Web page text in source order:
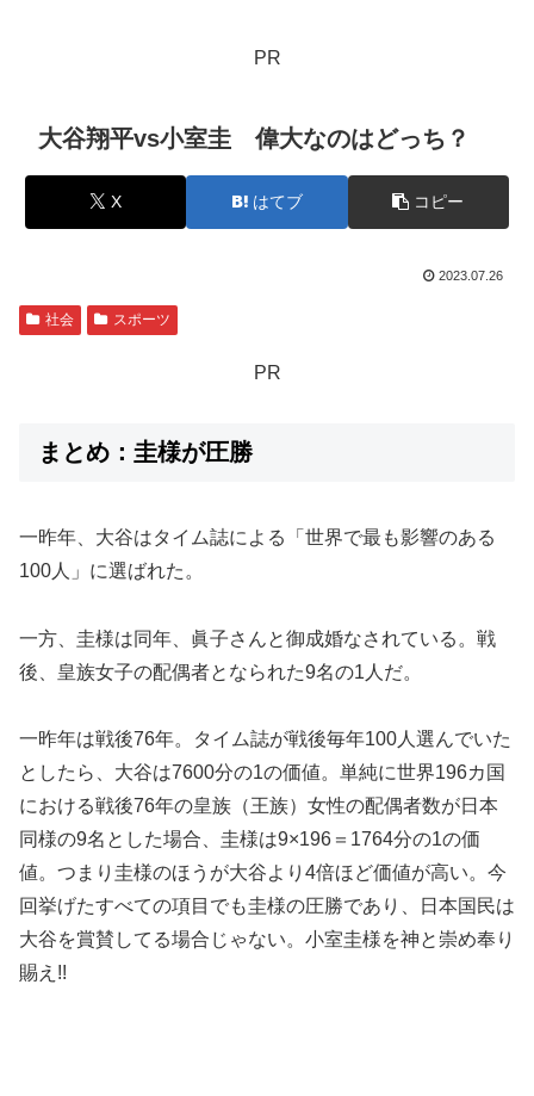
PR
大谷翔平vs小室圭 偉大なのはどっち？
X はてブ コピー
2023.07.26
社会 スポーツ
PR
まとめ：圭様が圧勝
一昨年、大谷はタイム誌による「世界で最も影響のある
100人」に選ばれた。
一方、圭様は同年、眞子さんと御成婚なされている。戦
後、皇族女子の配偶者となられた9名の1人だ。
一昨年は戦後76年。タイム誌が戦後毎年100人選んでいた
としたら、大谷は7600分の1の価値。単純に世界196カ国
における戦後76年の皇族（王族）女性の配偶者数が日本
同様の9名とした場合、圭様は9×196＝1764分の1の価
値。つまり圭様のほうが大谷より4倍ほど価値が高い。今
回挙げたすべての項目でも圭様の圧勝であり、日本国民は
大谷を賞賛してる場合じゃない。小室圭様を神と崇め奉り
賜え!!